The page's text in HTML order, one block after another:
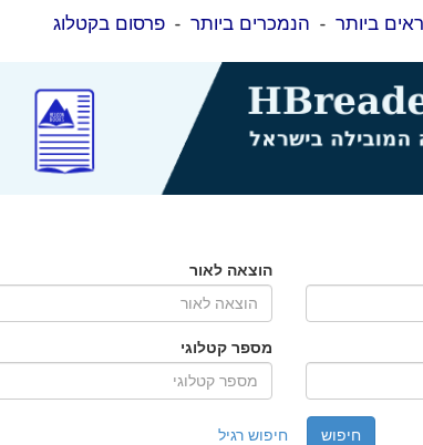
ביותר - הנמכרים ביותר -פרסום בקטלוג
הוצאה לאור
מספר קטלוגי
חיפוש רגיל